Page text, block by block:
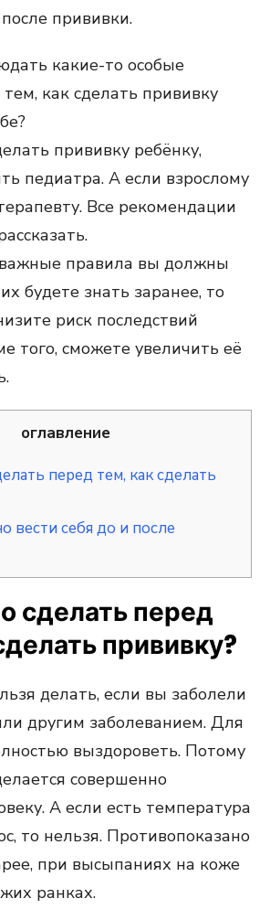
прививки.
какие-то особые
как сделать прививку
прививку ребёнку,
педиатра. А если взрослому
Все рекомендации
правила вы должны
будете знать заранее, то
риск последствий
того, сможете увеличить её
оглавление
перед тем, как сделать
вести себя до и после
сделать перед
прививку?
делать, если вы заболели
другим заболеванием. Для
выздороветь. Потому
совершенно
А если есть температура
то нельзя. Противопоказано
при высыпаниях на коже
ранках.